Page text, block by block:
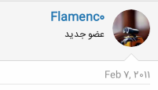
Flamenc0
عضو جدید
Feb 7, 2011